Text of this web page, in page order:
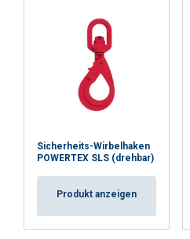
Sicherheits-Wirbelhaken
POWERTEX SLS (drehbar)
Produkt anzeigen